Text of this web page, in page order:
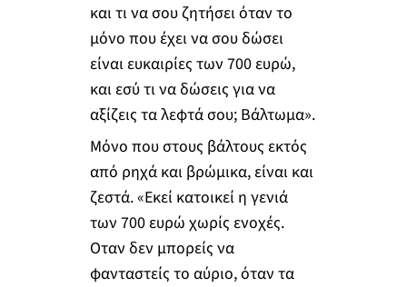
και τι να σου ζητήσει όταν το
μόνο που έχει να σου δώσει
είναι ευκαιρίες των 700 ευρώ,
και εσύ τι να δώσεις για να
αξίζεις τα λεφτά σου; Βάλτωμα».
Μόνο που στους βάλτους εκτός
από ρηχά και βρώμικα, είναι και
ζεστά. «Εκεί κατοικεί η γενιά
των 700 ευρώ χωρίς ενοχές.
Οταν δεν μπορείς να
φανταστείς το αύριο, όταν τα